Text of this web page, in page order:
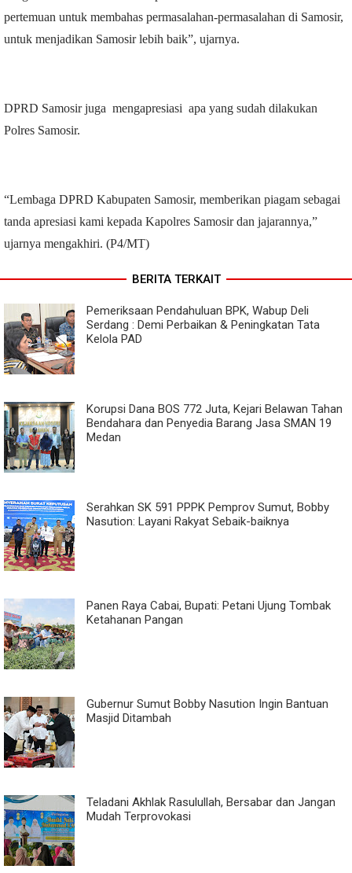
pertemuan untuk membahas permasalahan-permasalahan di Samosir,
untuk menjadikan Samosir lebih baik”, ujarnya.
DPRD Samosir juga mengapresiasi apa yang sudah dilakukan
Polres Samosir.
“Lembaga DPRD Kabupaten Samosir, memberikan piagam sebagai
tanda apresiasi kami kepada Kapolres Samosir dan jajarannya,”
ujarnya mengakhiri. (P4/MT)
BERITA TERKAIT
Pemeriksaan Pendahuluan BPK, Wabup Deli
Serdang : Demi Perbaikan & Peningkatan Tata
Kelola PAD
Korupsi Dana BOS 772 Juta, Kejari Belawan Tahan
Bendahara dan Penyedia Barang Jasa SMAN 19
Medan
Serahkan SK 591 PPPK Pemprov Sumut, Bobby
Nasution: Layani Rakyat Sebaik-baiknya
Panen Raya Cabai, Bupati: Petani Ujung Tombak
Ketahanan Pangan
Gubernur Sumut Bobby Nasution Ingin Bantuan
Masjid Ditambah
Teladani Akhlak Rasulullah, Bersabar dan Jangan
Mudah Terprovokasi